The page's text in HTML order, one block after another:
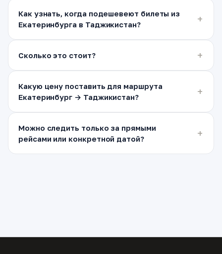
Как узнать, когда подешевеют билеты из
Екатеринбурга в Таджикистан?
Сколько это стоит?
Какую цену поставить для маршрута
Екатеринбург → Таджикистан?
Можно следить только за прямыми
рейсами или конкретной датой?